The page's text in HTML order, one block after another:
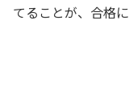
てることが、合格